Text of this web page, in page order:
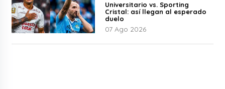
Universitario vs. Sporting
Cristal: así llegan al esperado
duelo
07 Ago 2026